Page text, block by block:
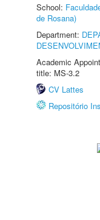
School:
de Rosana)
Department:
Academic
title: MS-3.2
CV Lattes
Repositório